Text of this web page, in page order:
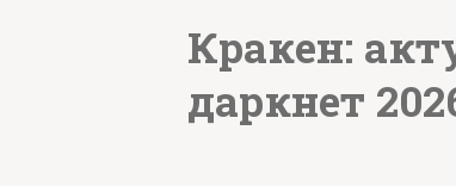
Кракен:
даркнет